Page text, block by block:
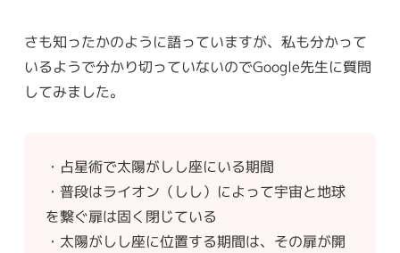
さも知ったかのように語っていますが、私も分かって
いるようで分かり切っていないのでGoogle先生に質問
してみました。
・占星術で太陽がしし座にいる期間
・普段はライオン（しし）によって宇宙と地球
を繋ぐ扉は固く閉じている
・太陽がしし座に位置する期間は、その扉が開